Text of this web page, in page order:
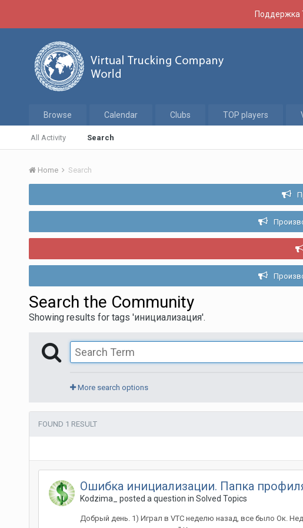
Поддержка
Browse Calendar Clubs TOP players
All Activity Search
Home Search
Search the Community
Showing results for tags 'инициализация'.
More search options
FOUND 1 RESULT
Ошибка инициализации. Папка
Kodzima_ posted a question in Solved Topics
Добрый день. 1) Играл в VTC неделю назад, все было Ок.